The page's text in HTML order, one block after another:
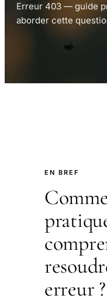
Erreur 403 — guide
aborder cette
EN BREF
erreur ?